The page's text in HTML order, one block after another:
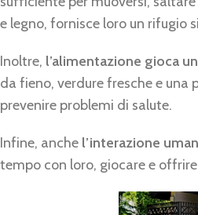
e legno, fornisce loro un rifugio
Inoltre, l’alimentazione gioca
da fieno, verdure fresche e una
prevenire problemi di salute.
Infine, anche l’interazione
tempo con loro, giocare e